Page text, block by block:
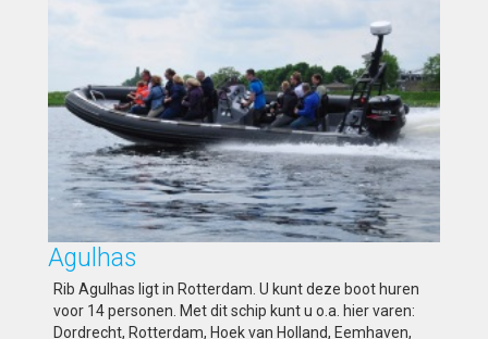
Agulhas
Rib Agulhas ligt in Rotterdam. U kunt deze boot huren
voor 14 personen. Met dit schip kunt u o.a. hier varen:
Dordrecht, Rotterdam, Hoek van Holland, Eemhaven,